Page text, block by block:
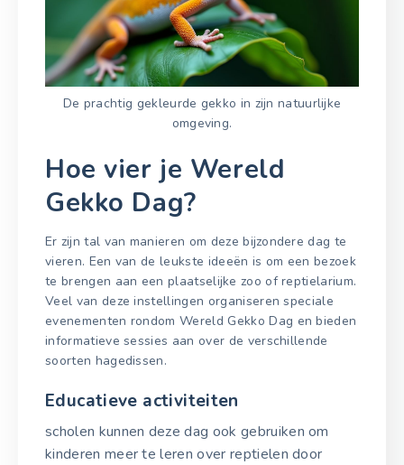
De prachtig gekleurde gekko in zijn natuurlijke
omgeving.
Hoe vier je Wereld
Gekko Dag?
Er zijn tal van manieren om deze bijzondere dag te
vieren. Een van de leukste ideeën is om een bezoek
te brengen aan een plaatselijke zoo of reptielarium.
Veel van deze instellingen organiseren speciale
evenementen rondom Wereld Gekko Dag en bieden
informatieve sessies aan over de verschillende
soorten hagedissen.
Educatieve activiteiten
scholen kunnen deze dag ook gebruiken om
kinderen meer te leren over reptielen door